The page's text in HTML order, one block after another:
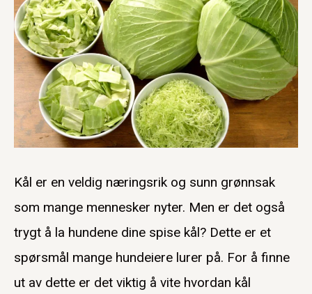
Kål er en veldig næringsrik og sunn grønnsak
som mange mennesker nyter. Men er det også
trygt å la hundene dine spise kål? Dette er et
spørsmål mange hundeiere lurer på. For å finne
ut av dette er det viktig å vite hvordan kål